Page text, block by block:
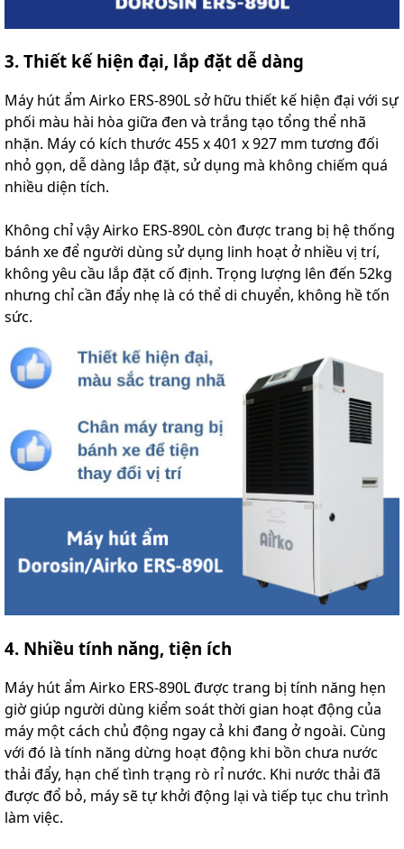
3. Thiết kế hiện đại, lắp đặt dễ dàng
Máy hút ẩm Airko ERS-890L sở hữu thiết kế hiện đại với sự
phối màu hài hòa giữa đen và trắng tạo tổng thể nhã
nhặn. Máy có kích thước 455 x 401 x 927 mm tương đối
nhỏ gọn, dễ dàng lắp đặt, sử dụng mà không chiếm quá
nhiều diện tích.
Không chỉ vậy Airko ERS-890L còn được trang bị hệ thống
bánh xe để người dùng sử dụng linh hoạt ở nhiều vị trí,
không yêu cầu lắp đặt cố định. Trọng lượng lên đến 52kg
nhưng chỉ cần đẩy nhẹ là có thể di chuyển, không hề tốn
sức.
4. Nhiều tính năng, tiện ích
Máy hút ẩm Airko ERS-890L được trang bị tính năng hẹn
giờ giúp người dùng kiểm soát thời gian hoạt động của
máy một cách chủ động ngay cả khi đang ở ngoài. Cùng
với đó là tính năng dừng hoạt động khi bồn chưa nước
thải đẩy, hạn chế tình trạng rò rỉ nước. Khi nước thải đã
được đổ bỏ, máy sẽ tự khởi động lại và tiếp tục chu trình
làm việc.